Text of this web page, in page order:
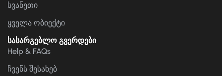
სვანეთი
ყველა ობიექტი
სასარგებლო გვერდები
Help & FAQs
ჩვენს შესახებ